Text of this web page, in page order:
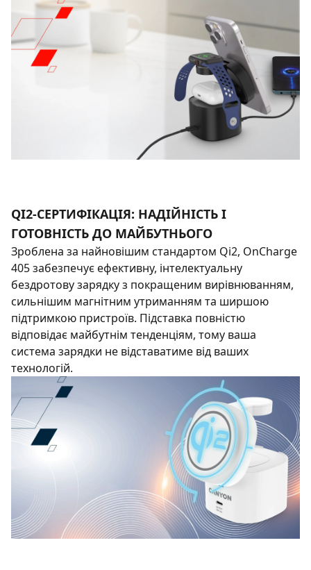
QI2-СЕРТИФІКАЦІЯ: НАДІЙНІСТЬ І
ГОТОВНІСТЬ ДО МАЙБУТНЬОГО
Зроблена за найновішим стандартом Qi2, OnCharge
405 забезпечує ефективну, інтелектуальну
бездротову зарядку з покращеним вирівнюванням,
сильнішим магнітним утриманням та ширшою
підтримкою пристроїв. Підставка повністю
відповідає майбутнім тенденціям, тому ваша
система зарядки не відставатиме від ваших
технологій.